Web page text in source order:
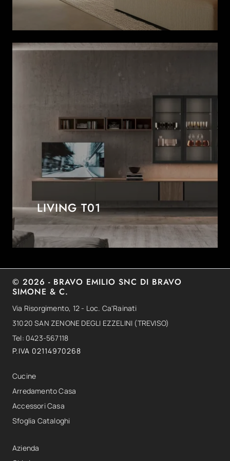
LIVING T01
© 2026 - BRAVO EMILIO SNC DI BRAVO
SIMONE & C.
Via Risorgimento, 12 - Loc. Ca'Rainati
31020 SAN ZENONE DEGLI EZZELINI (TREVISO)
Tel: 0423-567118
P.IVA 02114970268
Cucine
Arredamento Casa
Accessori Casa
Sfoglia Cataloghi
Azienda